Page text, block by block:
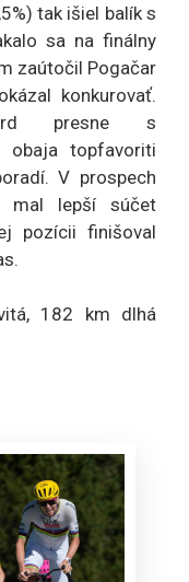
tak išiel balík s
sa na finálny
zaútočil Pogačar
konkurovať.
presne s
obaja topfavoriti
V prospech
mal lepší súčet
pozícii finišoval
182 km dlhá